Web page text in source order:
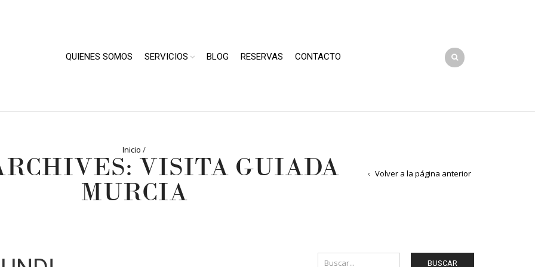
QUIENES SOMOS SERVICIOS BLOG RESERVAS CONTACTO
Inicio /
Volver a la página anterior
VISITA GUIADA
MURCIA
BUSCAR